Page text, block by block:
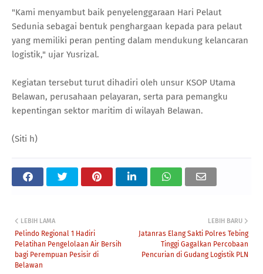
"Kami menyambut baik penyelenggaraan Hari Pelaut
Sedunia sebagai bentuk penghargaan kepada para pelaut
yang memiliki peran penting dalam mendukung kelancaran
logistik," ujar Yusrizal.
Kegiatan tersebut turut dihadiri oleh unsur KSOP Utama
Belawan, perusahaan pelayaran, serta para pemangku
kepentingan sektor maritim di wilayah Belawan.
(Siti h)
LEBIH BARU
Jatanras Elang Sakti Polres Tebing
Tinggi Gagalkan Percobaan
Pencurian di Gudang Logistik PLN
LEBIH LAMA
Pelindo Regional 1 Hadiri
Pelatihan Pengelolaan Air Bersih
bagi Perempuan Pesisir di
Belawan